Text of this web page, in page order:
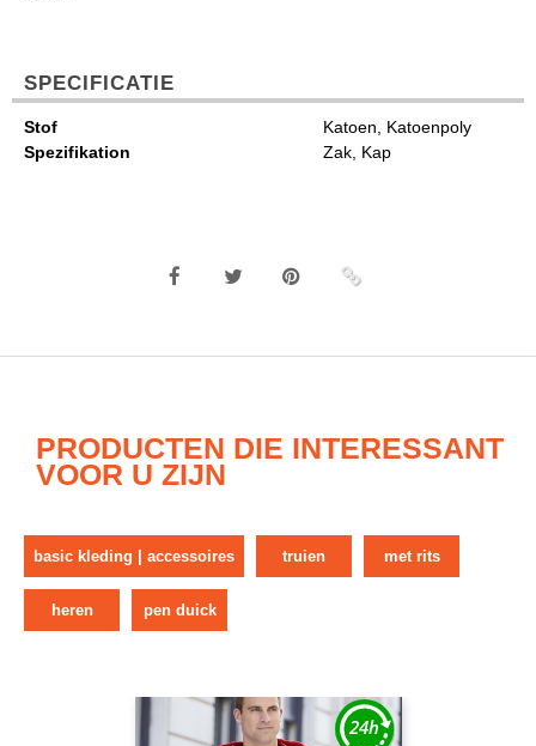
SPECIFICATIE
Stof
Katoen, Katoenpoly
Spezifikation
Zak, Kap
PRODUCTEN DIE INTERESSANT
VOOR U ZIJN
basic kleding | accessoires truien met rits
heren pen duick